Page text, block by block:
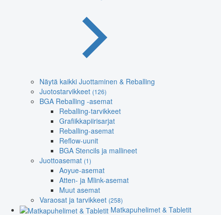
Näytä kaikki Juottaminen & Reballing
Juotostarvikkeet (126)
BGA Reballing -asemat
Reballing-tarvikkeet
Grafiikkapiirisarjat
Reballing-asemat
Reflow-uunit
BGA Stencils ja mallineet
Juottoasemat (1)
Aoyue-asemat
Atten- ja Mlink-asemat
Muut asemat
Varaosat ja tarvikkeet (258)
Matkapuhelimet & Tabletit